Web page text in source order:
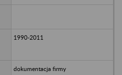
1990-2011
dokumentacja firmy